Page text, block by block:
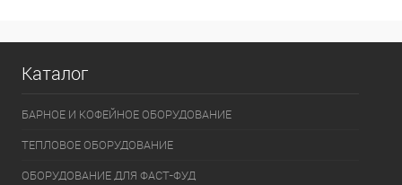
Каталог
БАРНОЕ И КОФЕЙНОЕ ОБОРУДОВАНИЕ
ТЕПЛОВОЕ ОБОРУДОВАНИЕ
ОБОРУДОВАНИЕ ДЛЯ ФАСТ-ФУД